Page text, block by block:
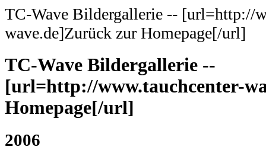
TC-Wave Bildergallerie -- [url=http://
wave.de]Zurück zur Homepage[/url]
TC-Wave Bildergallerie --
[url=http://www.tauchcenter-
Homepage[/url]
2006